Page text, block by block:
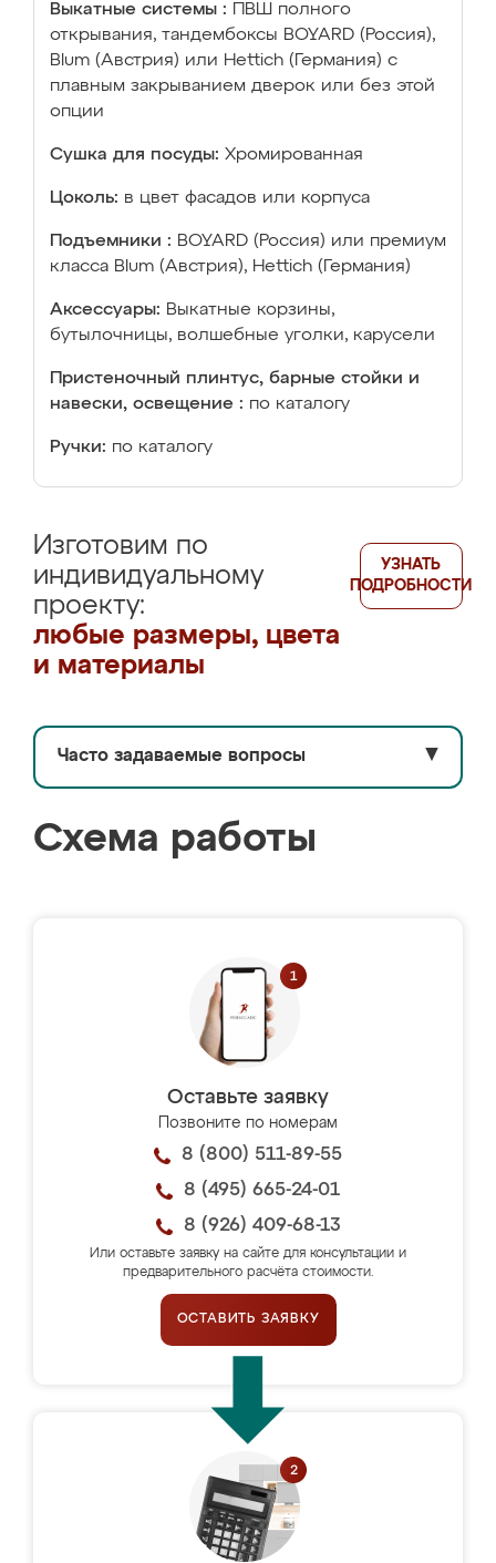
Выкатные системы :
ПВШ полного
открывания, тандембоксы BOYARD (Россия),
Blum (Австрия) или Hettich (Германия) с
плавным закрыванием дверок или без этой
опции
Сушка для посуды: Хромированная
Цоколь: в цвет фасадов или корпуса
Подъемники : BOYARD (Россия) или премиум
класса Blum (Австрия), Hettich (Германия)
Аксессуары: Выкатные корзины,
бутылочницы, волшебные уголки, карусели
Пристеночный плинтус, барные стойки и
навески, освещение : по каталогу
Ручки: по каталогу
Изготовим по
индивидуальному
проекту:
любые размеры, цвета
и материалы
УЗНАТЬ
ПОДРОБНОСТИ
Часто задаваемые вопросы ▼
Схема работы
Оставьте заявку
Позвоните по номерам
8 (800) 511-89-55
8 (495) 665-24-01
8 (926) 409-68-13
Или оставьте заявку на сайте для консультации и
предварительного расчёта стоимости.
ОСТАВИТЬ ЗАЯВКУ